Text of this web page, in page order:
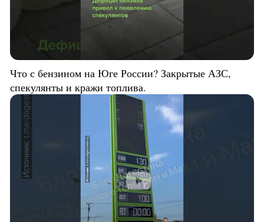
Что с бензином на Юге России? Закрытые АЗС,
спекулянты и кражи топлива.